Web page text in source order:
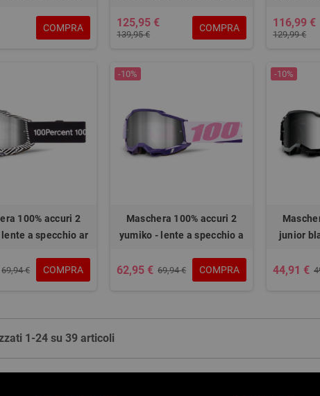
COMPRA 125,95 €
139,95 €
COMPRA 116,99 €
129,99 €
100% accuri 2
a specchio ar
69,94 € COMPRA
-10%
Maschera 100% accuri 2
yumiko - lente a specchio a
62,95 € 69,94 € COMPRA
-10%
junior
44,91 €
1-24 su 39 articoli